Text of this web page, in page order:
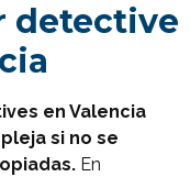
detective
en Valencia
si no se
En